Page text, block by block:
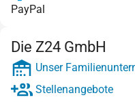
PayPal
Die Z24 GmbH
Unser
Stellenangebote